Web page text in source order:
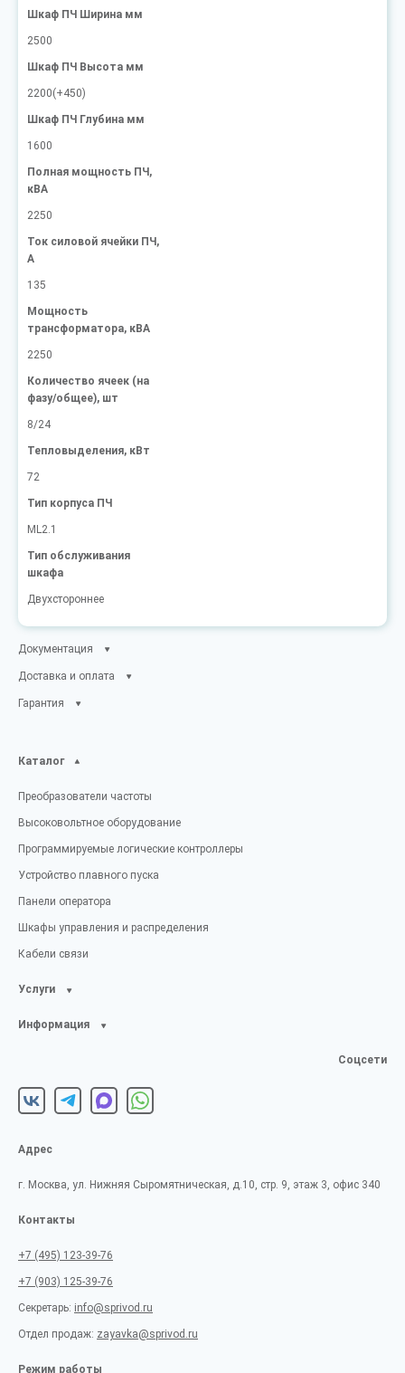
Шкаф ПЧ Ширина мм
2500
Шкаф ПЧ Высота мм
2200(+450)
Шкаф ПЧ Глубина мм
1600
Полная мощность ПЧ,
кВА
2250
Ток силовой ячейки ПЧ,
A
135
Мощность
трансформатора, кВА
2250
Количество ячеек (на
фазу/общее), шт
8/24
Тепловыделения, кВт
72
Тип корпуса ПЧ
ML2.1
Тип обслуживания
шкафа
Двухстороннее
Документация
Доставка и оплата
Гарантия
Каталог
Преобразователи частоты
Высоковольтное оборудование
Программируемые логические контроллеры
Устройство плавного пуска
Панели оператора
Шкафы управления и распределения
Кабели связи
Услуги
Информация
Соцсети
Адрес
г. Москва, ул. Нижняя Сыромятническая, д.10, стр. 9, этаж 3, офис 340
Контакты
+7 (495) 123-39-76
+7 (903) 125-39-76
Секретарь: info@sprivod.ru
Отдел продаж: zayavka@sprivod.ru
Режим работы